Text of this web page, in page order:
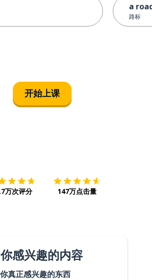
a
路标
开始上课
万次评分 147万点击量
感兴趣的内容
真正感兴趣的东西